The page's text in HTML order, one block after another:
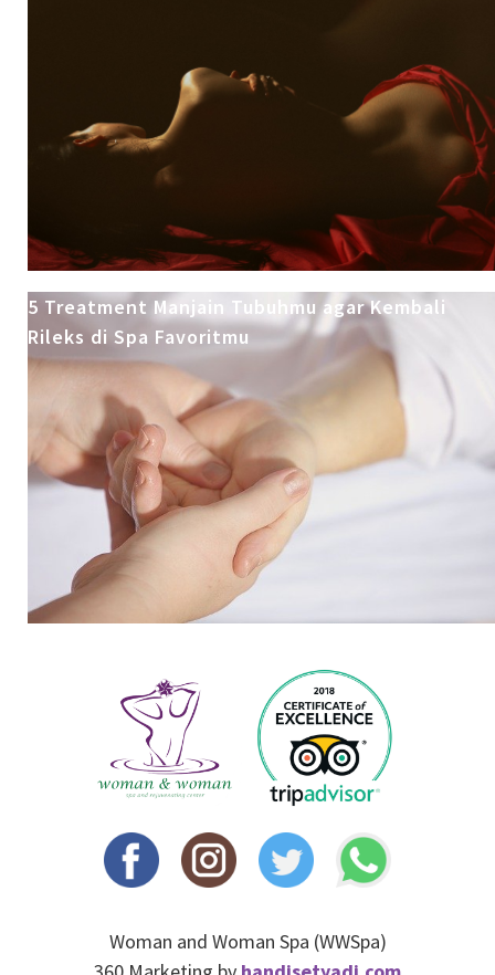
5 Treatment Manjain Tubuhmu agar Kembali
Rileks di Spa Favoritmu
Woman and Woman Spa (WWSpa)